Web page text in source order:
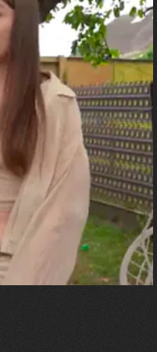
моря,
Я ледве
племінницю"